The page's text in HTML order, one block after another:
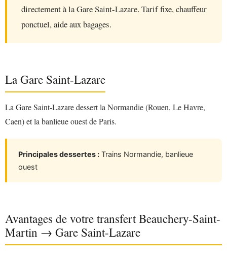
directement à la Gare Saint-Lazare. Tarif fixe, chauffeur
ponctuel, aide aux bagages.
La Gare Saint-Lazare
La Gare Saint-Lazare dessert la Normandie (Rouen, Le Havre,
Caen) et la banlieue ouest de Paris.
Principales dessertes : Trains Normandie, banlieue
ouest
Avantages de votre transfert Beauchery-Saint-
Martin → Gare Saint-Lazare